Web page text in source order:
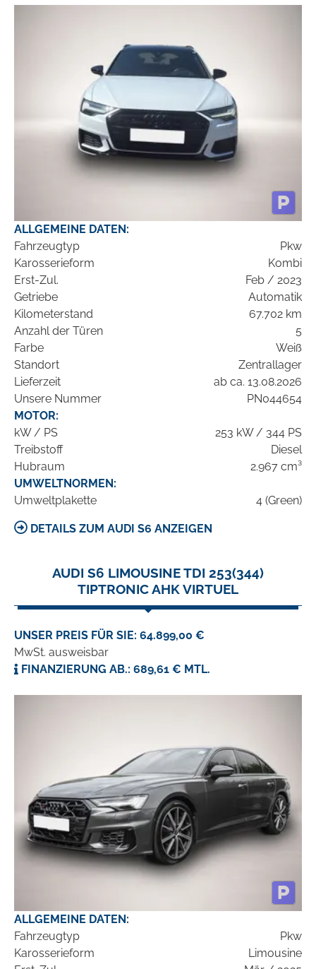
ALLGEMEINE DATEN:
Fahrzeugtyp
Pkw
Karosserieform
Kombi
Erst-Zul.
Feb / 2023
Getriebe
Automatik
Kilometerstand
67.702 km
Anzahl der Türen
5
Farbe
Weiß
Standort
Zentrallager
Lieferzeit
ab ca. 13.08.2026
Unsere Nummer
PN044654
MOTOR:
kW / PS
253 kW / 344 PS
Treibstoff
Diesel
Hubraum
2.967 cm³
UMWELTNORMEN:
Umweltplakette
4 (Green)
DETAILS ZUM AUDI S6 ANZEIGEN
AUDI S6 LIMOUSINE TDI 253(344)
TIPTRONIC AHK VIRTUEL
UNSER PREIS FÜR SIE: 64.899,00 €
MwSt. ausweisbar
FINANZIERUNG AB.: 689,61 € MTL.
ALLGEMEINE DATEN:
Fahrzeugtyp
Pkw
Karosserieform
Limousine